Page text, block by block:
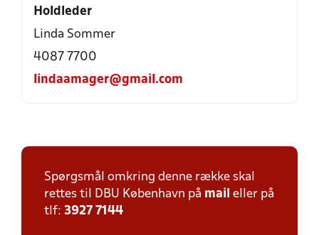
Holdleder
Linda Sommer
4087 7700
lindaamager@gmail.com
Spørgsmål omkring denne række skal
rettes til DBU København på mail eller på
tlf: 3927 7144